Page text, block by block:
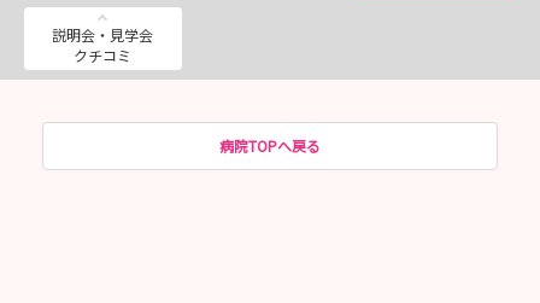
説明会・見学会
クチコミ
病院TOPへ戻る